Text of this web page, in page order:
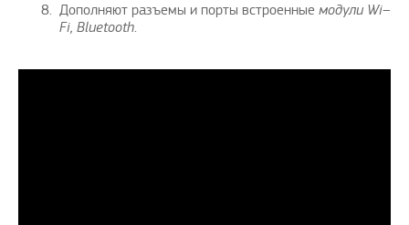
Дополняют разъемы и порты встроенные модули Wi–
Fi, Bluetooth.